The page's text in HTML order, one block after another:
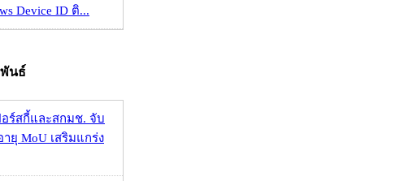
Device ID ติ...
นธ์
อร์สกี้และสกมช. จับ
ยุ MoU เสริมแกร่ง